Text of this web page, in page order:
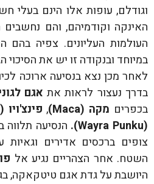
וגודלם, עופות אלו הינם בעלי
האינקה וקודמיהם, והם נחשבים
העולמות העליונים. צפיה בהם
במיוחד ובנקודה זו יש את הסיכוי
לאחר מכן נצא בנסיעה ארוכה
בדרך נעצור לראות את אגם
בכפרים מקה (Maca
)
, פינצ'ויו (
(
Wayra Punku
). הנסיעה תלווה
צופים ברכסים אדירים
השטח. אחר הצהריים נגיע אל
היושבת על גדת אגם טיטקאקה, בגובה